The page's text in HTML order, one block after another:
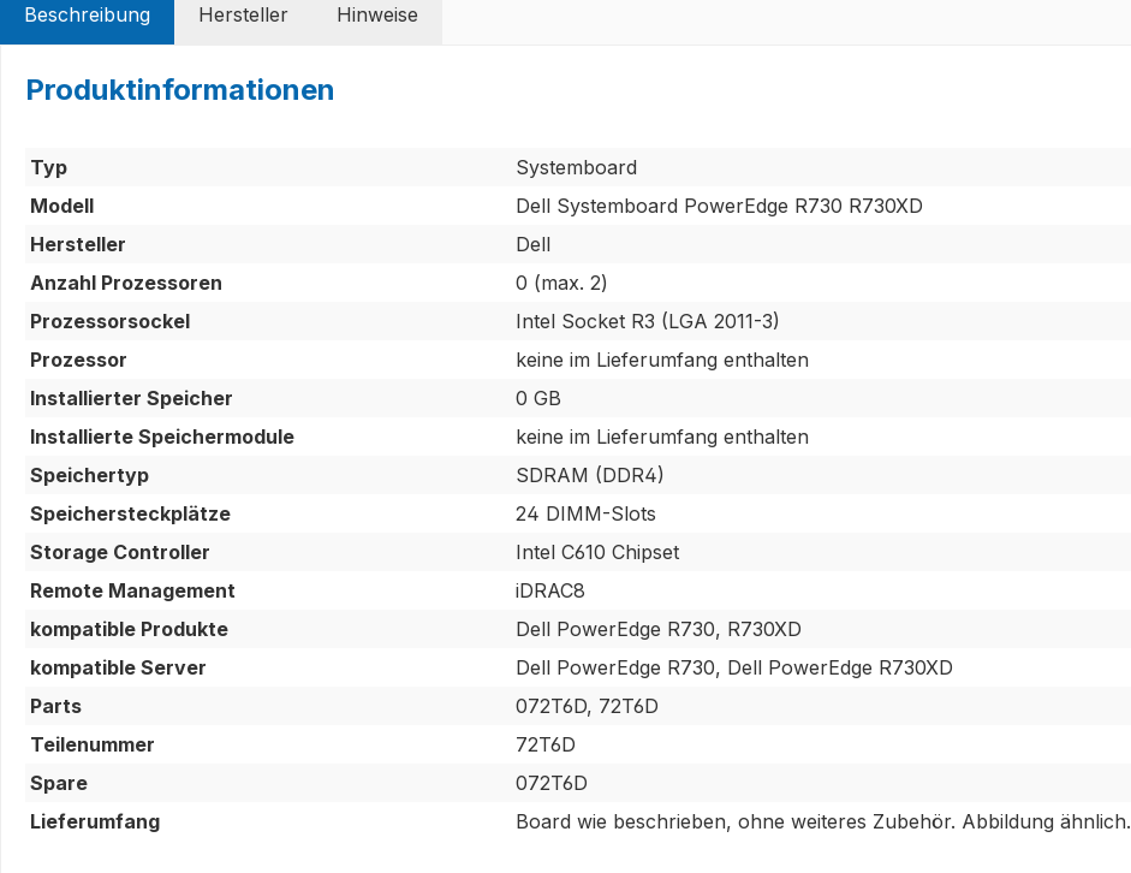
Beschreibung Hersteller Hinweise
Produktinformationen
Typ
Systemboard
Modell
Dell Systemboard PowerEdge R730 R730XD
Hersteller
Dell
Anzahl Prozessoren
0 (max. 2)
Prozessorsockel
Intel Socket R3 (LGA 2011-3)
Prozessor
keine im Lieferumfang enthalten
Installierter Speicher
0 GB
Installierte Speichermodule
keine im Lieferumfang enthalten
Speichertyp
SDRAM (DDR4)
Speichersteckplätze
24 DIMM-Slots
Storage Controller
Intel C610 Chipset
Remote Management
iDRAC8
kompatible Produkte
Dell PowerEdge R730, R730XD
kompatible Server
Dell PowerEdge R730, Dell PowerEdge R730XD
Parts
072T6D, 72T6D
Teilenummer
72T6D
Spare
072T6D
Lieferumfang
Board wie beschrieben, ohne weiteres Zubehör. Abbildung ähnlich.